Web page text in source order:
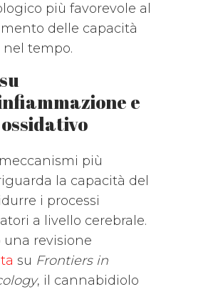
più favorevole al
delle capacità
nel tempo.
e
più
la capacità del
i processi
a livello cerebrale.
una revisione
su Frontiers in
, il cannabidiolo